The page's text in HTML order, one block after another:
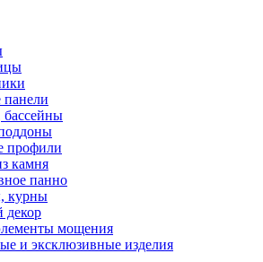
профили
камня
панно
курны
декор
мощения
и эксклюзивные изделия